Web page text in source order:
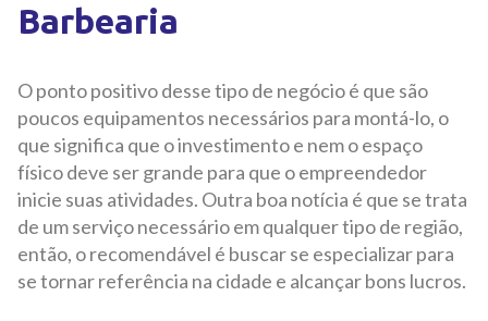
Barbearia
O ponto positivo desse tipo de negócio é que são
poucos equipamentos necessários para montá-lo, o
que significa que o investimento e nem o espaço
físico deve ser grande para que o empreendedor
inicie suas atividades. Outra boa notícia é que se trata
de um serviço necessário em qualquer tipo de região,
então, o recomendável é buscar se especializar para
se tornar referência na cidade e alcançar bons lucros.